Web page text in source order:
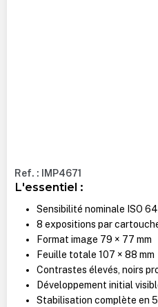
Ref. : IMP4671
L'essentiel :
Sensibilité nominale ISO
8 expositions par
Format image 79 × 77 mm
Feuille totale 107 × 88 mm
Contrastes élevés, noirs
Développement initial
Stabilisation complète en